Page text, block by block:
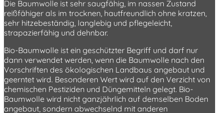
Die Baumwolle ist sehr saugfähig, im nassen Zustand
reißfähiger als im trocknen, hautfreundlich ohne kratzen,
sehr hitzebeständig, langlebig und pflegeleicht,
strapazierfähig und dehnbar.
Bio-Baumwolle ist ein geschützter Begriff und darf nur
dann verwendet werden, wenn die Baumwolle nach den
Vorschriften des ökologischen Landbaus angebaut und
geerntet wird. Besonderen Wert wird auf den Verzicht von
chemischen Pestiziden und Düngemitteln gelegt. Bio-
Baumwolle wird nicht ganzjährlich auf demselben Boden
angebaut, sondern abwechselnd mit anderen